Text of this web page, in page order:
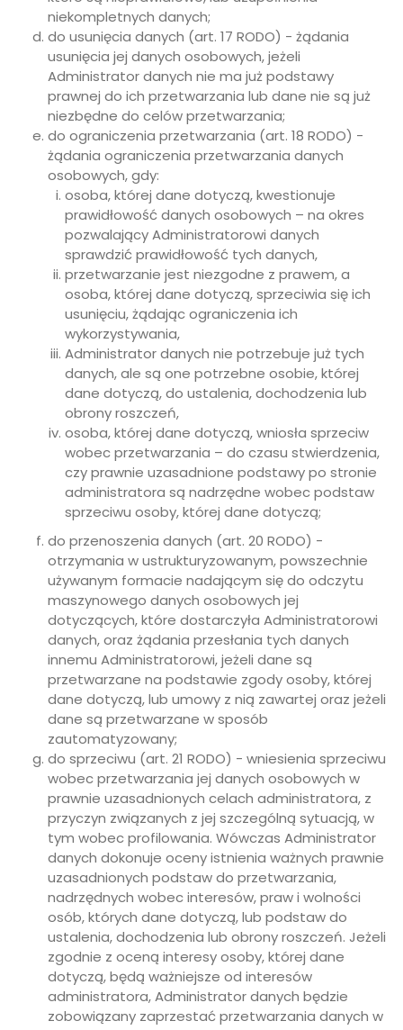
niekompletnych danych;
do usunięcia danych (art. 17 RODO) - żądania
usunięcia jej danych osobowych, jeżeli
Administrator danych nie ma już podstawy
prawnej do ich przetwarzania lub dane nie są już
niezbędne do celów przetwarzania;
do ograniczenia przetwarzania (art. 18 RODO) -
żądania ograniczenia przetwarzania danych
osobowych, gdy:
osoba, której dane dotyczą, kwestionuje
prawidłowość danych osobowych – na okres
pozwalający Administratorowi danych
sprawdzić prawidłowość tych danych,
przetwarzanie jest niezgodne z prawem, a
osoba, której dane dotyczą, sprzeciwia się ich
usunięciu, żądając ograniczenia ich
wykorzystywania,
Administrator danych nie potrzebuje już tych
danych, ale są one potrzebne osobie, której
dane dotyczą, do ustalenia, dochodzenia lub
obrony roszczeń,
osoba, której dane dotyczą, wniosła sprzeciw
wobec przetwarzania – do czasu stwierdzenia,
czy prawnie uzasadnione podstawy po stronie
administratora są nadrzędne wobec podstaw
sprzeciwu osoby, której dane dotyczą;
do przenoszenia danych (art. 20 RODO) -
otrzymania w ustrukturyzowanym, powszechnie
używanym formacie nadającym się do odczytu
maszynowego danych osobowych jej
dotyczących, które dostarczyła Administratorowi
danych, oraz żądania przesłania tych danych
innemu Administratorowi, jeżeli dane są
przetwarzane na podstawie zgody osoby, której
dane dotyczą, lub umowy z nią zawartej oraz jeżeli
dane są przetwarzane w sposób
zautomatyzowany;
do sprzeciwu (art. 21 RODO) - wniesienia sprzeciwu
wobec przetwarzania jej danych osobowych w
prawnie uzasadnionych celach administratora, z
przyczyn związanych z jej szczególną sytuacją, w
tym wobec profilowania. Wówczas Administrator
danych dokonuje oceny istnienia ważnych prawnie
uzasadnionych podstaw do przetwarzania,
nadrzędnych wobec interesów, praw i wolności
osób, których dane dotyczą, lub podstaw do
ustalenia, dochodzenia lub obrony roszczeń. Jeżeli
zgodnie z oceną interesy osoby, której dane
dotyczą, będą ważniejsze od interesów
administratora, Administrator danych będzie
zobowiązany zaprzestać przetwarzania danych w